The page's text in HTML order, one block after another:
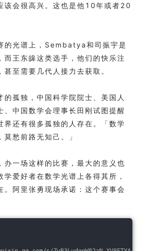
该会很高兴。这也是他10年或者20
的光谱上，Sembatya和司振宇是
而王东皞这类选手，他们的快乐注
甚至需要几代人接力去获取。
的孤独，中国科学院院士、美国人
、中国数学会理事长田刚试图提醒
界还有很多孤独的人存在。「数学
莫愁前路无知己。」
办一场这样的比赛，最大的意义也
学爱好者在数学光谱上各得其所，
。阿里张勇现场承诺：这个赛事会